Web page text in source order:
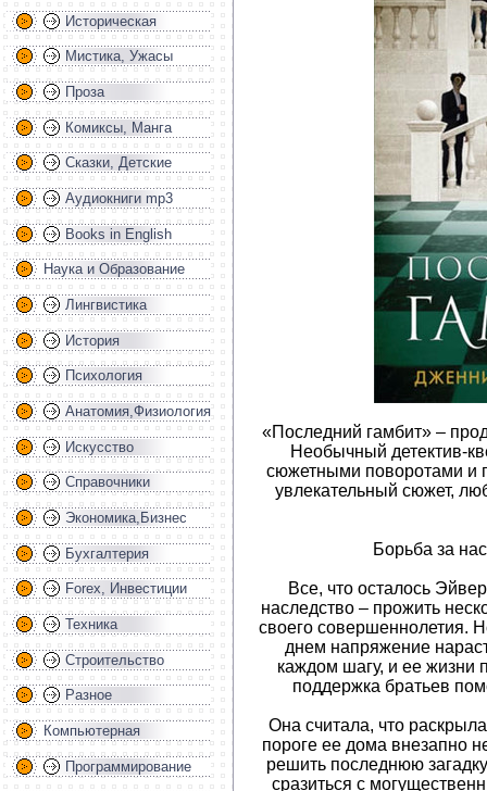
Историческая
Мистика, Ужасы
Проза
Комиксы, Манга
Сказки, Детские
Аудиокниги mp3
Books in English
Наука и Образование
Лингвистика
История
Психология
Анатомия,Физиология
Искусство
Справочники
Экономика,Бизнес
Бухгалтерия
Forex, Инвестиции
Техника
Строительство
Разное
Компьютерная
Программирование
«Последний гамбит» –
Необычный детектив-
сюжетными поворотами и
увлекательный сюжет,
Борьба за
Все, что осталось
наследство – прожить
своего совершеннолетия.
днем напряжение
каждом шагу, и ее жизни
поддержка братьев
Она считала, что
пороге ее дома внезапно
решить последнюю
сразиться с